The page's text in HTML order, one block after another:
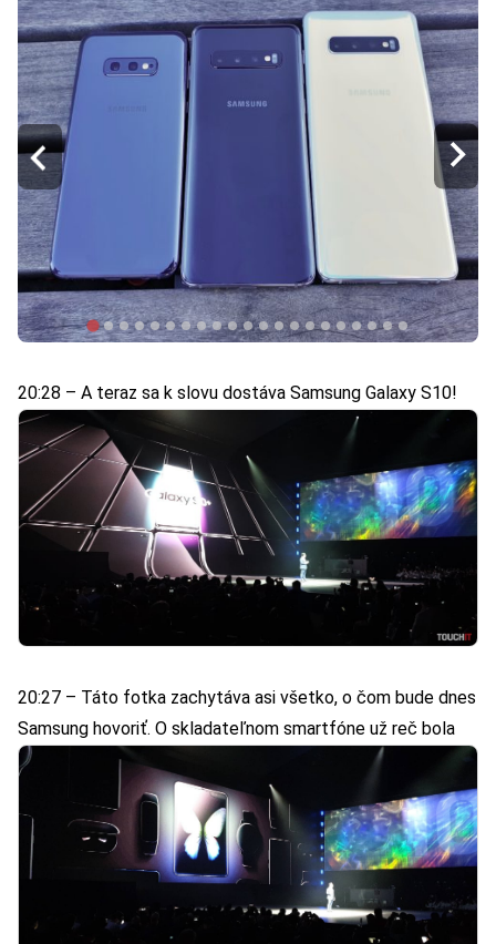
20:28 – A teraz sa k slovu dostáva Samsung Galaxy S10!
20:27 – Táto fotka zachytáva asi všetko, o čom bude dnes
Samsung hovoriť. O skladateľnom smartfóne už reč bola